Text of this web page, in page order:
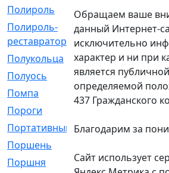
Полироль
[1]
Полироль-
реставратор
[1]
Полукольца
[107]
Полуось
[43]
Помпа
[537]
Пороги
Портативный
[1]
Поршень
Поршня
[833]
Обращаем ваше
данный Интернет-
исключительно
характер и ни при
является
определяемой
437 Гражданского
Благодарим за
Сайт использует